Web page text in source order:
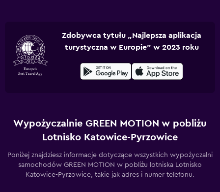
Zdobywca tytułu „Najlepsza aplikacja
turystyczna w Europie” w 2023 roku
Wypożyczalnie GREEN MOTION w pobliżu
Lotnisko Katowice-Pyrzowice
Poniżej znajdziesz informacje dotyczące wszystkich wypożyczalni
samochodów GREEN MOTION w pobliżu lotniska Lotnisko
Katowice-Pyrzowice, takie jak adres i numer telefonu.